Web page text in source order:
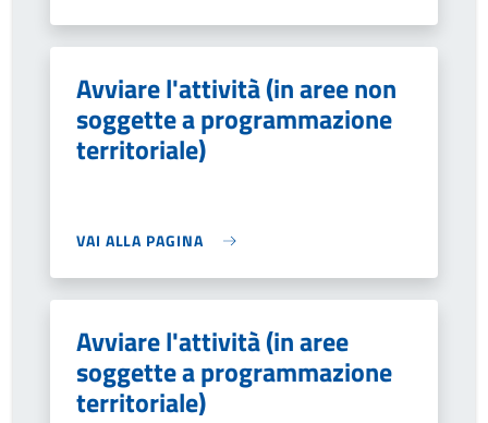
Avviare l'attività (in aree non
soggette a programmazione
territoriale)
VAI ALLA PAGINA
Avviare l'attività (in aree
soggette a programmazione
territoriale)